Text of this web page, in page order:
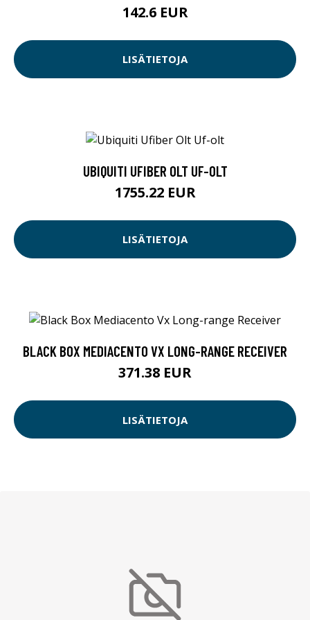
142.6 EUR
LISÄTIETOJA
UBIQUITI UFIBER OLT UF-OLT
1755.22 EUR
LISÄTIETOJA
BLACK BOX MEDIACENTO VX LONG-RANGE RECEIVER
371.38 EUR
LISÄTIETOJA